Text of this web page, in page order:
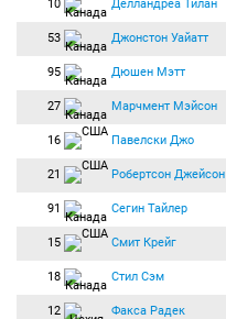
10 Делландреа Тилан
53 Джонстон Уайатт
95 Дюшен Мэтт
27 Марчмент Мэйсон
16 Павелски Джо
21 Робертсон Джейсон
91 Сегин Тайлер
15 Смит Крейг
18 Стил Сэм
12 Факса Радек